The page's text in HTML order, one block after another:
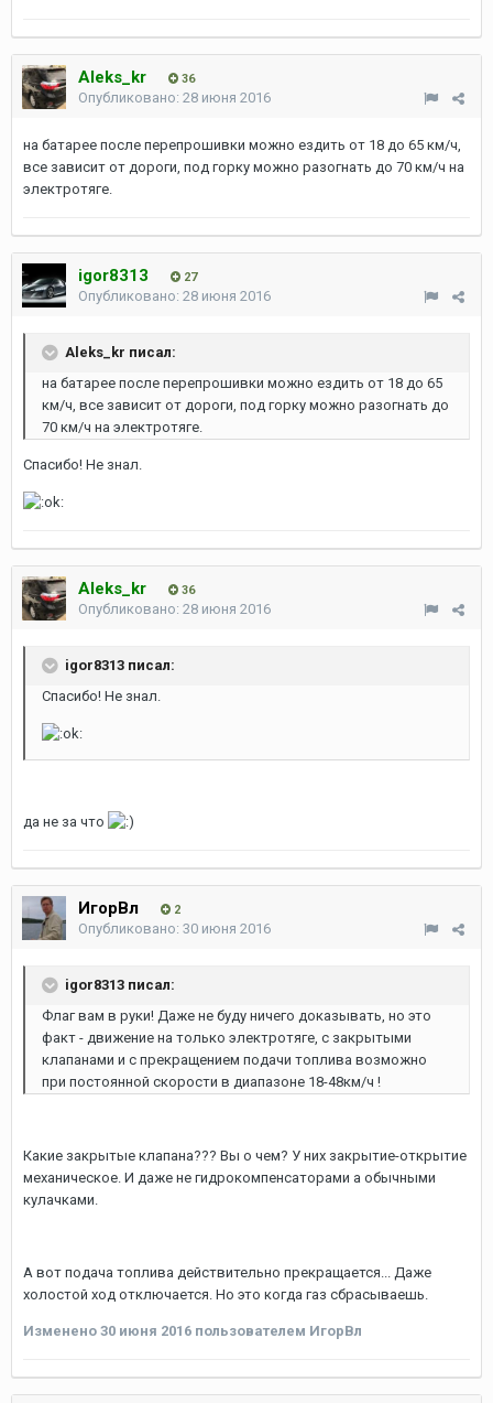
Aleks_kr 36
Опубликовано: 28 июня 2016
на батарее после перепрошивки можно ездить от 18 до 65 км/ч,
все зависит от дороги, под горку можно разогнать до 70 км/ч на
электротяге.
igor8313 27
Опубликовано: 28 июня 2016
Aleks_kr писал:
на батарее после перепрошивки можно ездить от 18 до 65
км/ч, все зависит от дороги, под горку можно разогнать до
70 км/ч на электротяге.
Спасибо! Не знал.
Aleks_kr 36
Опубликовано: 28 июня 2016
igor8313 писал:
Спасибо! Не знал.
да не за что
ИгорВл 2
Опубликовано: 30 июня 2016
igor8313 писал:
Флаг вам в руки! Даже не буду ничего доказывать, но это
факт - движение на только электротяге, с закрытыми
клапанами и с прекращением подачи топлива возможно
при постоянной скорости в диапазоне 18-48км/ч !
Какие закрытые клапана??? Вы о чем? У них закрытие-открытие
механическое. И даже не гидрокомпенсаторами а обычными
кулачками.
А вот подача топлива действительно прекращается... Даже
холостой ход отключается. Но это когда газ сбрасываешь.
Изменено 30 июня 2016 пользователем ИгорВл